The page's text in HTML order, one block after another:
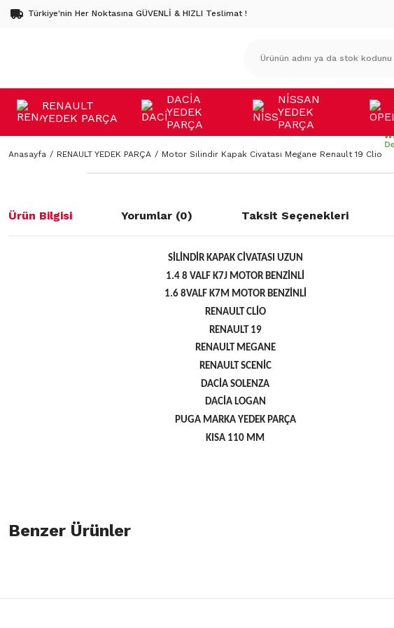
Türkiye'nin Her Noktasına GÜVENLİ & HIZLI Teslimat !
RENAULT
YEDEK PARÇA
DACİA
YEDEK
PARÇA
NİSSAN
YEDEK
PARÇA
Anasayfa RENAULT YEDEK PARÇA Motor Silindir Kapak Civatası Megane Renault 19 Clio
Ürün Bilgisi Yorumlar (0) Taksit Seçenekleri
SİLİNDİR KAPAK CİVATASI UZUN
1.4 8 VALF K7J MOTOR BENZİNLİ
1.6 8VALF K7M MOTOR BENZİNLİ
RENAULT CLİO
RENAULT 19
RENAULT MEGANE
RENAULT SCENİC
DACİA SOLENZA
DACİA LOGAN
PUGA MARKA YEDEK PARÇA
KISA 110 MM
öneri formunu kullanarak tarafımıza iletebilirsiniz.
Ürün açıklamasında eksik bilgiler bulunuyor.
Benzer Ürünler